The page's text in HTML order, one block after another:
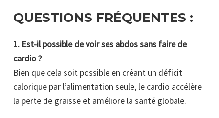
QUESTIONS FRÉQUENTES :
1. Est-il possible de voir ses abdos sans faire de
cardio ?
Bien que cela soit possible en créant un déficit
calorique par l’alimentation seule, le cardio accélère
la perte de graisse et améliore la santé globale.